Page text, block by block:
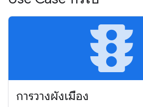
traffic
การวางผังเมือง